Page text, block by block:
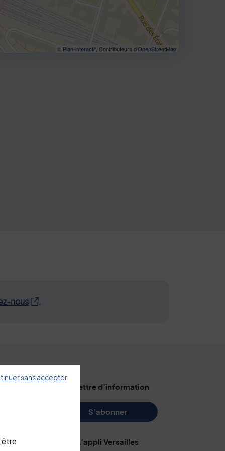
© Plan-interactif, Contributeurs d'OpenStreetMap
nous .
La lettre d’information
S’abonner
L’appli Versailles
sans accepter
être